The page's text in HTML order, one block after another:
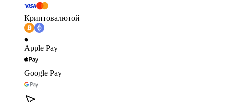
Криптовалютой
Apple Pay
Google Pay